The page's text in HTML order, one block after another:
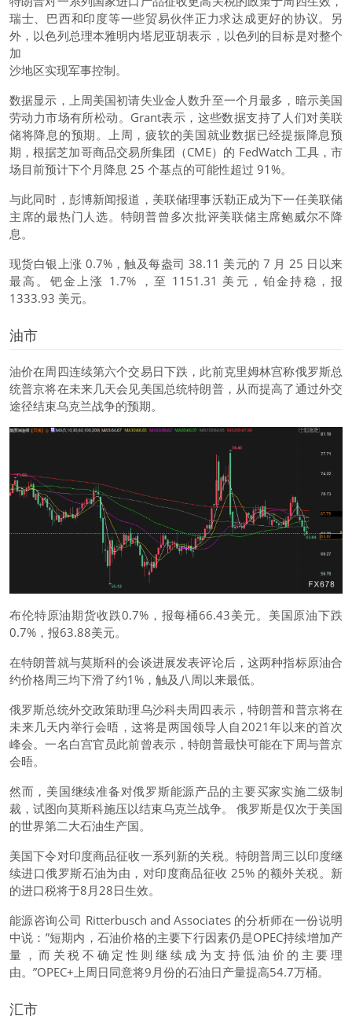
瑞士、巴西和印度等一些贸易伙伴正力求达成更好的协议。另
外，以色列总理本雅明内塔尼亚胡表示，以色列的目标是对整个
加
沙地区实现军事控制。
数据显示，上周美国初请失业金人数升至一个月最多，暗示美国
劳动力市场有所松动。Grant表示，这些数据支持了人们对美联
储将降息的预期。上周，疲软的美国就业数据已经提振降息预
期，根据芝加哥商品交易所集团（CME）的 FedWatch 工具，市
场目前预计下个月降息 25 个基点的可能性超过 91%。
与此同时，彭博新闻报道，美联储理事沃勒正成为下一任美联储
主席的最热门人选。特朗普曾多次批评美联储主席鲍威尔不降
息。
现货白银 上涨 0.7%，触及每盎司 38.11 美元的 7 月 25 日以来
最高。钯金上涨 1.7% ，至 1151.31 美元，铂金持稳，报
1333.93 美元。
油市
油价在周四连续第六个交易日下跌，此前克里姆林宫称俄罗斯总
统普京将在未来几天会见美国总统特朗普，从而提高了通过外交
途径结束乌克兰战争的预期。
布伦特原油期货收跌0.7%，报每桶66.43美元。美国原油下跌
0.7%，报63.88美元。
在特朗普就与莫斯科的会谈进展发表评论后，这两种指标原油合
约价格周三均下滑了约1%，触及八周以来最低。
俄罗斯总统外交政策助理乌沙科夫周四表示，特朗普和普京将在
未来几天内举行会晤，这将是两国领导人自2021年以来的首次
峰会。一名白宫官员此前曾表示，特朗普最快可能在下周与普京
会晤。
然而，美国继续准备对俄罗斯能源产品的主要买家实施二级制
裁，试图向莫斯科施压以结束乌克兰战争。 俄罗斯是仅次于美国
的世界第二大石油生产国。
美国下令对印度商品征收一系列新的关税。特朗普周三以印度继
续进口俄罗斯石油为由，对印度商品征收 25% 的额外关税。新
的进口税将于8月28日生效。
能源咨询公司 Ritterbusch and Associates 的分析师在一份说明
中说：”短期内，石油价格的主要下行因素仍是OPEC持续增加产
量，而关税不确定性则继续成为支持低油价的主要理
由。”OPEC+上周日同意将9月份的石油日产量提高54.7万桶。
汇市